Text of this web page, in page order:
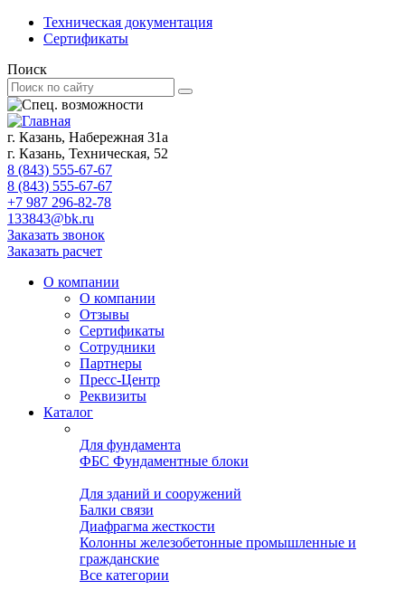
Техническая документация
Сертификаты
Поиск
г. Казань, Набережная 31а
г. Казань, Техническая, 52
8 (843) 555-67-67
8 (843) 555-67-67
+7 987 296-82-78
133843@bk.ru
Заказать звонок
Заказать расчет
О компании
О компании
Отзывы
Сертификаты
Сотрудники
Партнеры
Пресс-Центр
Реквизиты
Каталог
Для фундамента
ФБС Фундаментные блоки
Для зданий и сооружений
Балки связи
Диафрагма жесткости
Колонны железобетонные промышленные и
гражданские
Все категории